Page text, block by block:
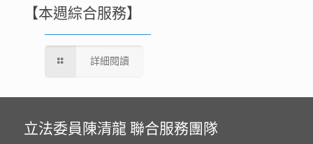
【本週綜合服務】
詳細閱讀
立法委員陳清龍 聯合服務團隊